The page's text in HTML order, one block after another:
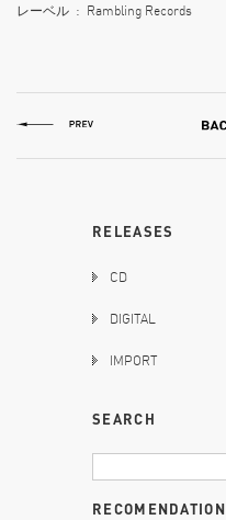
レーベル ‏ : ‎ Rambling Records
RELEASES
CD
DIGITAL
IMPORT
SEARCH
RECOMENDATION